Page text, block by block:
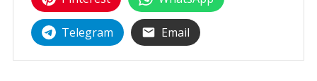
Telegram Email